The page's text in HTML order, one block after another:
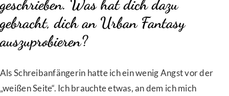
geschrieben. Was hat dich dazu
gebracht, dich an Urban Fantasy
auszuprobieren?
Als Schreibanfängerin hatte ich ein wenig Angst vor der
„weißen Seite“. Ich brauchte etwas, an dem ich mich